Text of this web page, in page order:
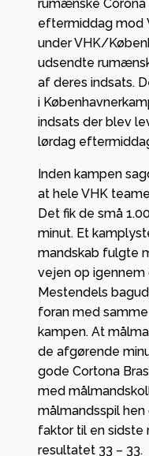
rumænske
eftermiddag mod
under VHK/
udsendte
af deres indsats.
i
indsats der blev
lørdag
Inden kampen
at hele VHK
Det fik de små
minut. Et
mandskab fulgte
vejen op igennem
Mestendels
foran med
kampen. At
de afgørende
gode Cortona
med
målmandsspil
faktor til en sidste
resultatet 33 – 33.